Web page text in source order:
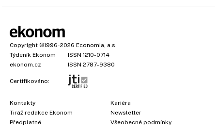
Copyright ©1996-2026 Economia, a.s.
Týdeník Ekonom
ISSN 1210-0714
ekonom.cz
ISSN 2787-9380
Certifikováno:
Kontakty
Tiráž redakce Ekonom
Předplatné
Kariéra
Newsletter
Všeobecné podmínky